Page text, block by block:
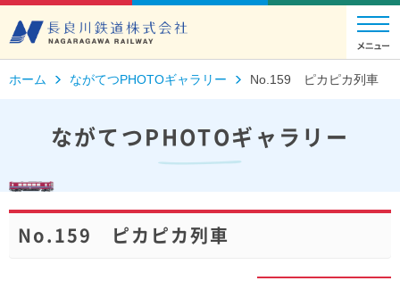
ホーム ながてつPHOTOギャラリー No.159 ピカピカ列車
ながてつPHOTOギャラリー
No.159 ピカピカ列車